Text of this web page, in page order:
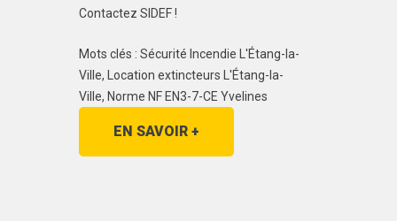
Contactez SIDEF !
Mots clés : Sécurité Incendie L'Étang-la-
Ville, Location extincteurs L'Étang-la-
Ville, Norme NF EN3-7-CE Yvelines
EN SAVOIR +